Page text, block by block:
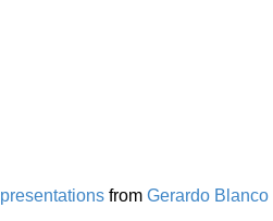
presentationsfrom Gerardo Blanco